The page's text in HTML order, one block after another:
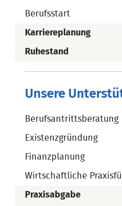
Berufsstart
Karriereplanung
Ruhestand
Unsere
Berufsantrittsberatung
Existenzgründung
Finanzplanung
Wirtschaftliche
Praxisabgabe